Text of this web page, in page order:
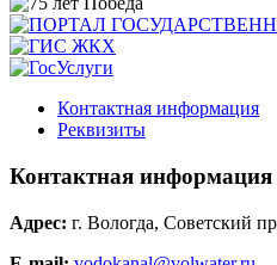
Контактная информация
Реквизиты
Контактная информация
Адрес: г. Вологда, Советский